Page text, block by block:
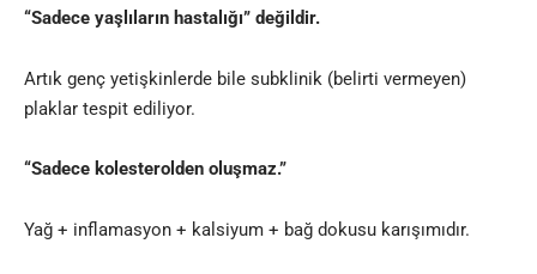
“Sadece yaşlıların hastalığı” değildir.
Artık genç yetişkinlerde bile subklinik (belirti vermeyen)
plaklar tespit ediliyor.
“Sadece kolesterolden oluşmaz.”
Yağ + inflamasyon + kalsiyum + bağ dokusu karışımıdır.